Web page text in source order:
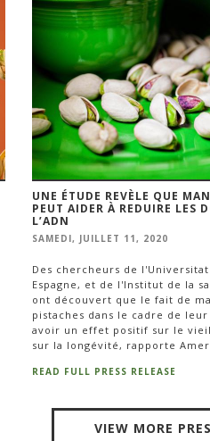
UNE ÉTUDE REVÈLE QUE
PEUT AIDER À REDUIRE LES
L’ADN
SAMEDI, JUILLET 11, 2020
Des chercheurs de
Espagne, et de l'Institut de la
ont découvert que le fait de
pistaches dans le cadre de
avoir un effet positif sur le
sur la longévité, rapporte
READ FULL PRESS RELEASE
VIEW MORE